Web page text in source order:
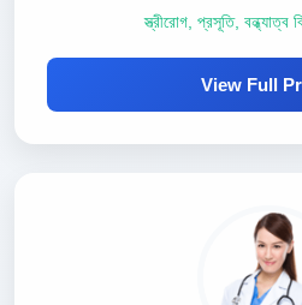
স্ত্রীরোগ, প্রসূতি, বন্ধ্যাত্ব
View Full